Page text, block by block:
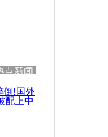
点新闻
倒!国外
配上中